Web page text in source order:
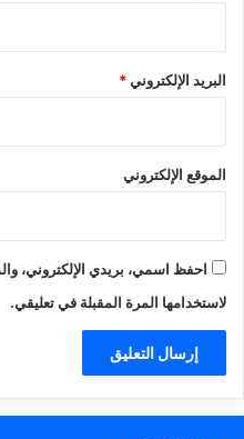
البريد الإلكتروني*
الموقع الإلكتروني
احفظ اسمي، بريدي الإلكتروني،
لاستخدامها المرة المقبلة في تعليقي.